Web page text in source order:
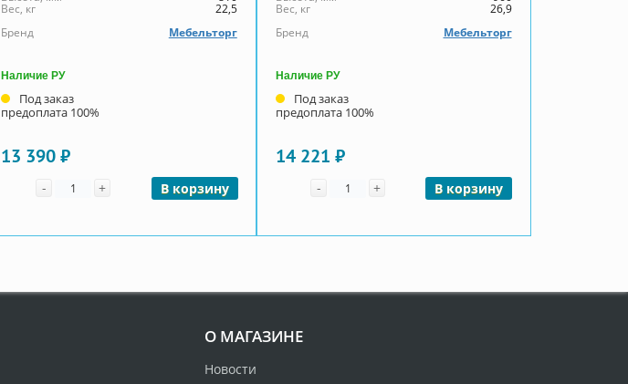
Вес, кг
22,5
Бренд
Мебельторг
Наличие РУ
Под заказ
предоплата 100%
13 390 ₽
- Количество
+ В корзину
Вес, кг
26,9
Бренд
Мебельторг
Наличие РУ
Под заказ
предоплата 100%
14 221 ₽
- Количество
+ В корзину
О МАГАЗИНЕ
Новости